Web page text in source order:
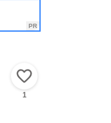
1